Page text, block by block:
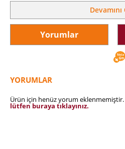
dile getiren, yaşamını tüm
çekinmeyen, eleştirilmekten
korkmayan ve polemikten
çağına dair derinlemesine
Nobel Edebiyat Ödülü’yle
tutkusunun toplumsal
açısıyla harmanlandığı bu eser,
Devamını
Yorumlar
YORUMLAR
Ürün için henüz yorum
lütfen buraya tıklayınız.